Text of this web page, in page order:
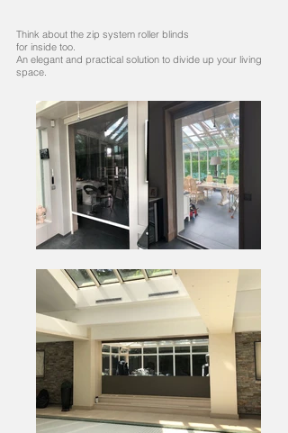
Think about the zip system roller blinds
for inside too.
An elegant and practical solution to divide up your living
space.